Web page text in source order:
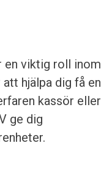
en viktig roll inom
hjälpa dig få en
kassör eller
ge dig